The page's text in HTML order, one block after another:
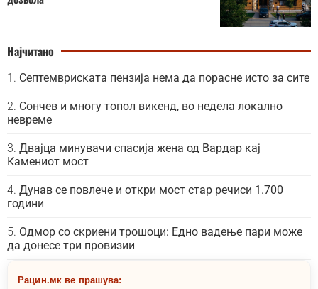
Најчитано
Септемвриската пензија нема да порасне исто за сите
Сончев и многу топол викенд, во недела локално
невреме
Двајца минувачи спасија жена од Вардар кај
Камениот мост
Дунав се повлече и откри мост стар речиси 1.700
години
Одмор со скриени трошоци: Едно вадење пари може
да донесе три провизии
Рацин.мк ве прашува: